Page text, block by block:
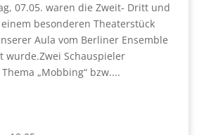
07.05. waren die Zweit- Dritt und
besonderen Theaterstück
Aula vom Berliner Ensemble
wurde.Zwei Schauspieler
„Mobbing“ bzw....